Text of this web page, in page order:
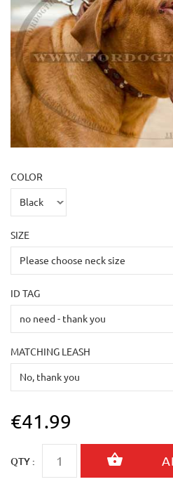
COLOR
SIZE
ID TAG
MATCHING LEASH
€41.99
QTY :